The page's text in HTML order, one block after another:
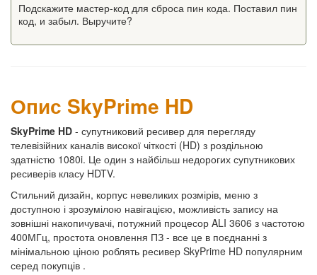
Подскажите мастер-код для сброса пин кода. Поставил пин
код, и забыл. Выручите?
Опис SkyPrime HD
SkyPrime HD - супутниковий ресивер для перегляду
телевізійних каналів високої чіткості (HD) з роздільною
здатністю 1080i. Це один з найбільш недорогих супутникових
ресиверів класу HDTV.
Стильний дизайн, корпус невеликих розмірів, меню з
доступною і зрозумілою навігацією, можливість запису на
зовнішні накопичувачі, потужний процесор ALI 3606 з частотою
400МГц, простота оновлення ПЗ - все це в поєднанні з
мінімальною ціною роблять ресивер SkyPrime HD популярним
серед покупців .